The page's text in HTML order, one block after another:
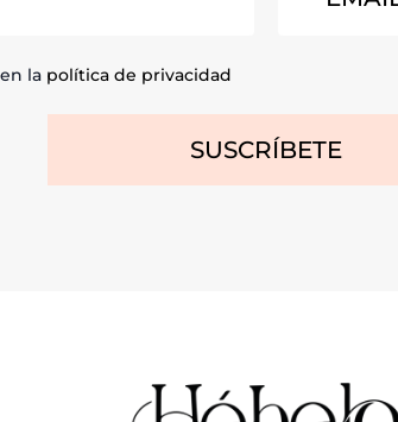
la política de privacidad